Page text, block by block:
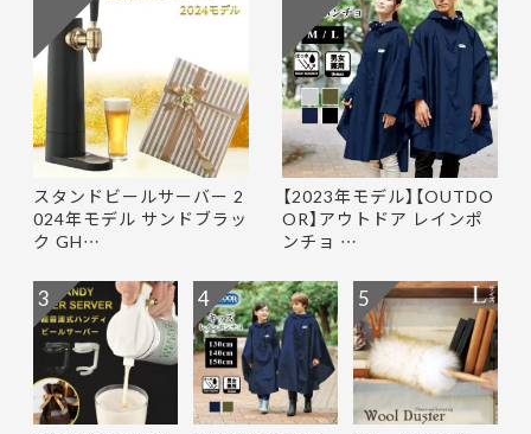
スタンドビールサーバー 2
024年モデル サンドブラッ
ク GH…
【2023年モデル】【OUTDO
OR】アウトドア レインポ
ンチョ …
3 4 5